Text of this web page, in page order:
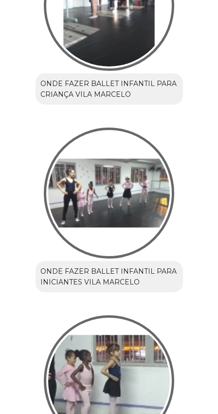
ONDE FAZER BALLET INFANTIL PARA
CRIANÇA VILA MARCELO
ONDE FAZER BALLET INFANTIL PARA
INICIANTES VILA MARCELO